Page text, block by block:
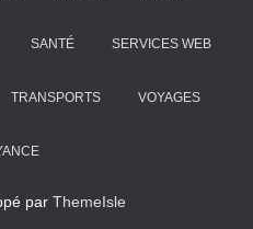
SANTÉ SERVICES WEB
TRANSPORTS VOYAGES
par ThemeIsle